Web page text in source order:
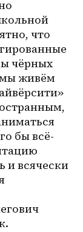
что
чёрных
мы живём
бы всё-
всячески